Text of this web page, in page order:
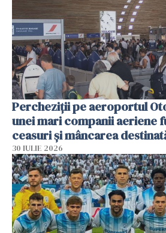
Percheziții pe aeroportul
unei mari companii aeriene
ceasuri și mâncarea
30 IULIE 2026